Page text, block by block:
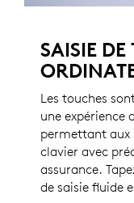
SAISIE DE
Les touches
une expérience
permettant aux
clavier avec
assurance.
de saisie fluide